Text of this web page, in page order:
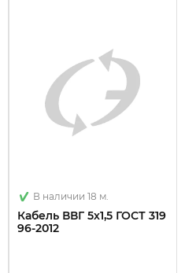
В наличии 18 м.
Кабель ВВГ 5х1,5 ГОСТ 319
96-2012